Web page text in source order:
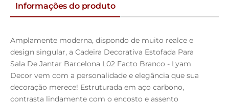
Informações do produto
Amplamente moderna, dispondo de muito realce e
design singular, a Cadeira Decorativa Estofada Para
Sala De Jantar Barcelona L02 Facto Branco - Lyam
Decor vem com a personalidade e elegância que sua
decoração merece! Estruturada em aço carbono,
contrasta lindamente com o encosto e assento